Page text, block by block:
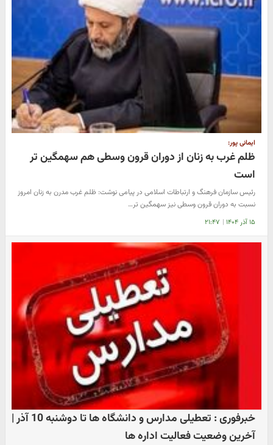
ایمانی پور:
ظلم غرب به زنان از دوران قرون وسطی هم سهمگین تر
است
رئیس سازمان فرهنگ و ارتباطات اسلامی در پیامی نوشت: ظلم غرب مدرن به زنان امروز
نسبت به دوران قرون وسطی نیز سهمگین تر…
۱۵ آذر ۱۴۰۴ | ۲۱:۴۷
خبرفوری : تعطیلی مدارس و دانشگاه ها تا دوشنبه 10 آذر |
آخرین وضعیت فعالیت اداره ها